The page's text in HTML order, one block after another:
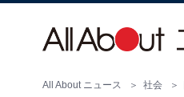
All About ニュース 社会